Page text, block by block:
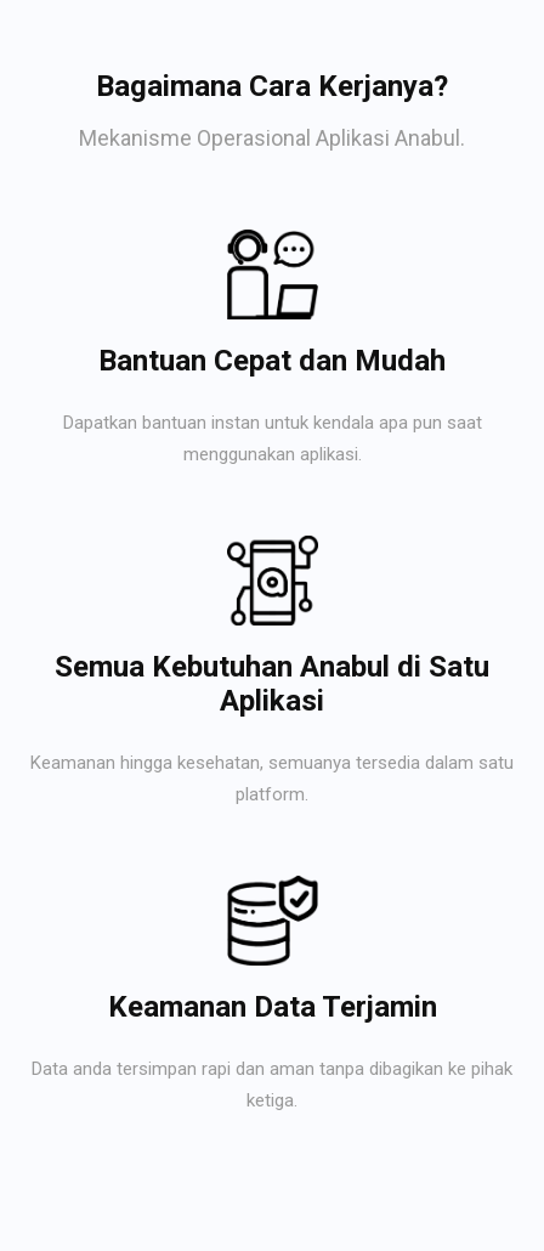
Bagaimana Cara Kerjanya?
Mekanisme Operasional Aplikasi Anabul.
Bantuan Cepat dan Mudah
Dapatkan bantuan instan untuk kendala apa pun saat
menggunakan aplikasi.
Semua Kebutuhan Anabul di Satu
Aplikasi
Keamanan hingga kesehatan, semuanya tersedia dalam satu
platform.
Keamanan Data Terjamin
Data anda tersimpan rapi dan aman tanpa dibagikan ke pihak
ketiga.